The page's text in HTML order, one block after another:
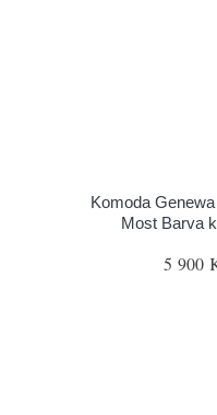
Komoda
Most Barva
5 900